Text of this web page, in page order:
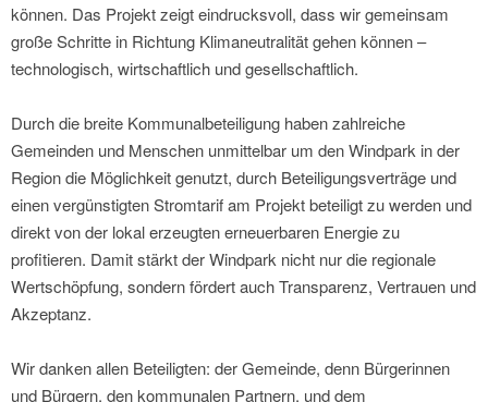
können. Das Projekt zeigt eindrucksvoll, dass wir gemeinsam
große Schritte in Richtung Klimaneutralität gehen können –
technologisch, wirtschaftlich und gesellschaftlich.
Durch die breite Kommunalbeteiligung haben zahlreiche
Gemeinden und Menschen unmittelbar um den Windpark in der
Region die Möglichkeit genutzt, durch Beteiligungsverträge und
einen vergünstigten Stromtarif am Projekt beteiligt zu werden und
direkt von der lokal erzeugten erneuerbaren Energie zu
profitieren. Damit stärkt der Windpark nicht nur die regionale
Wertschöpfung, sondern fördert auch Transparenz, Vertrauen und
Akzeptanz.
Wir danken allen Beteiligten: der Gemeinde, denn Bürgerinnen
und Bürgern, den kommunalen Partnern, und dem